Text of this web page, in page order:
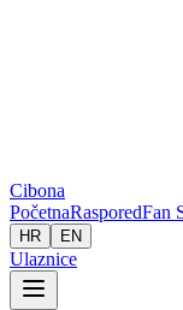
Cibona
PočetnaRasporedFan
HR EN
Ulaznice